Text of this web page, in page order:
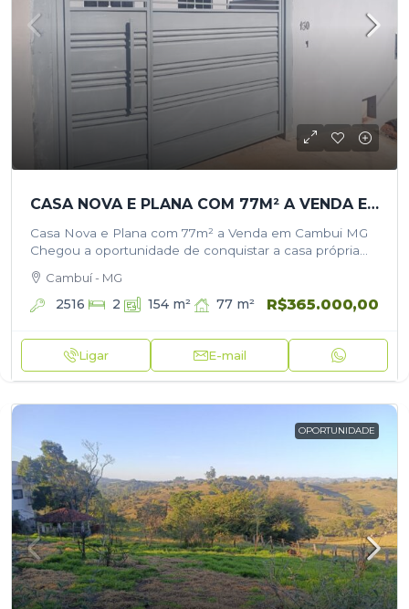
CASA NOVA E PLANA COM 77M² A VENDA EM CAMBUI MG
Casa Nova e Plana com 77m² a Venda em Cambui MG
Chegou a oportunidade de conquistar a casa própria
entregue…
Cambuí - MG
2516 2 154 m² 77 m² R$365.000,00
Ligar E-mail
OPORTUNIDADE